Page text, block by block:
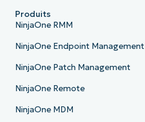
Produits
NinjaOne RMM
NinjaOne Endpoint Management
NinjaOne Patch Management
NinjaOne Remote
NinjaOne MDM